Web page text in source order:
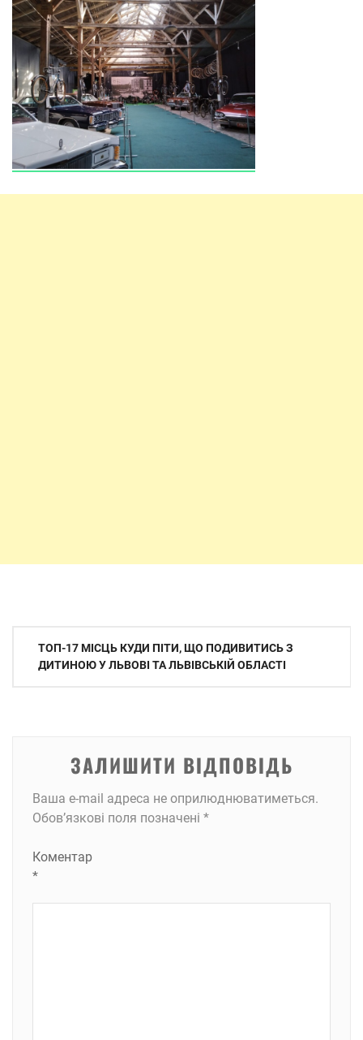
Навігація
записів
ТОП-17 МІСЦЬ КУДИ ПІТИ, ЩО ПОДИВИТИСЬ З
ДИТИНОЮ У ЛЬВОВІ ТА ЛЬВІВСЬКІЙ ОБЛАСТІ
ЗАЛИШИТИ ВІДПОВІДЬ
Ваша e-mail адреса не оприлюднюватиметься.
Обов’язкові поля позначені *
Коментар
*